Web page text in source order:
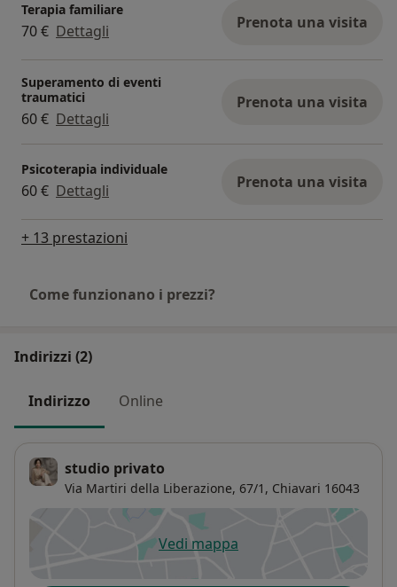
Terapia familiare
70 € Dettagli Prenota una visita
Superamento di eventi
traumatici
60 € Dettagli
Prenota una visita
Psicoterapia individuale
60 € Dettagli Prenota una visita
+ 13 prestazioni
Come funzionano i prezzi?
Indirizzi (2)
Indirizzo Online
studio privato
Via Martiri della Liberazione, 67/1, Chiavari 16043
Vedi mappasi apre in una nuova scheda